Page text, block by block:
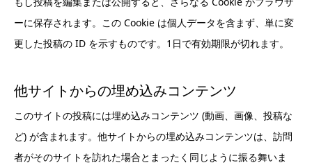
ーに保存されます。この Cookie は個人データを含まず、単に変
更した投稿の ID を示すものです。1日で有効期限が切れます。
他サイトからの埋め込みコンテンツ
このサイトの投稿には埋め込みコンテンツ (動画、画像、投稿な
ど) が含まれます。他サイトからの埋め込みコンテンツは、訪問
者がそのサイトを訪れた場合とまったく同じように振る舞いま